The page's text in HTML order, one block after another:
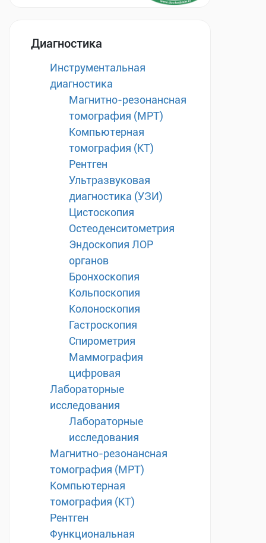
Диагностика
Инструментальная
диагностика
Магнитно-резонансная
томография (МРТ)
Компьютерная
томография (КТ)
Рентген
Ультразвуковая
диагностика (УЗИ)
Цистоскопия
Остеоденситометрия
Эндоскопия ЛОР
органов
Бронхоскопия
Кольпоскопия
Колоноскопия
Гастроскопия
Спирометрия
Маммография
цифровая
Лабораторные
исследования
Лабораторные
исследования
Магнитно-резонансная
томография (МРТ)
Компьютерная
томография (КТ)
Рентген
Функциональная